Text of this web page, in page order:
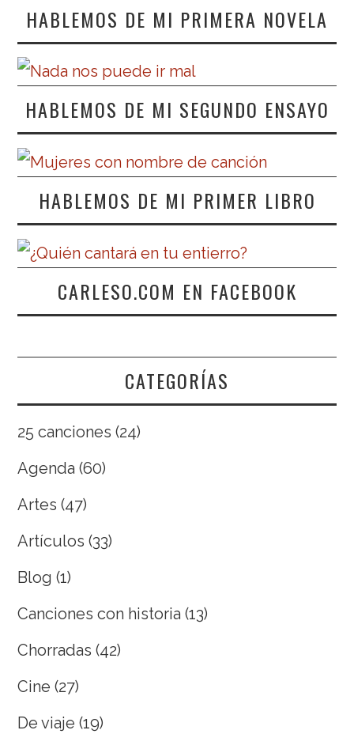
HABLEMOS DE MI PRIMERA NOVELA
HABLEMOS DE MI SEGUNDO ENSAYO
HABLEMOS DE MI PRIMER LIBRO
CARLESO.COM EN FACEBOOK
CATEGORÍAS
25 canciones (24)
Agenda (60)
Artes (47)
Artículos (33)
Blog (1)
Canciones con historia (13)
Chorradas (42)
Cine (27)
De viaje (19)